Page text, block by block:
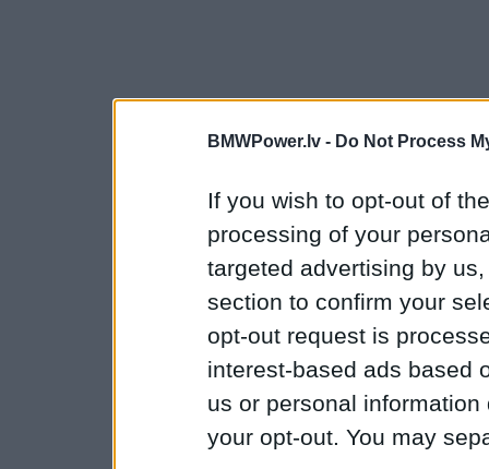
BMWPower.lv - Do Not Process
If you wish to opt-out of
processing of your
targeted advertising by
section to confirm your
opt-out request is
interest-based ads based
us or personal
your opt-out. You may